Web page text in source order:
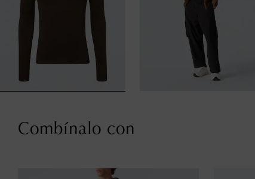
Combínalo con